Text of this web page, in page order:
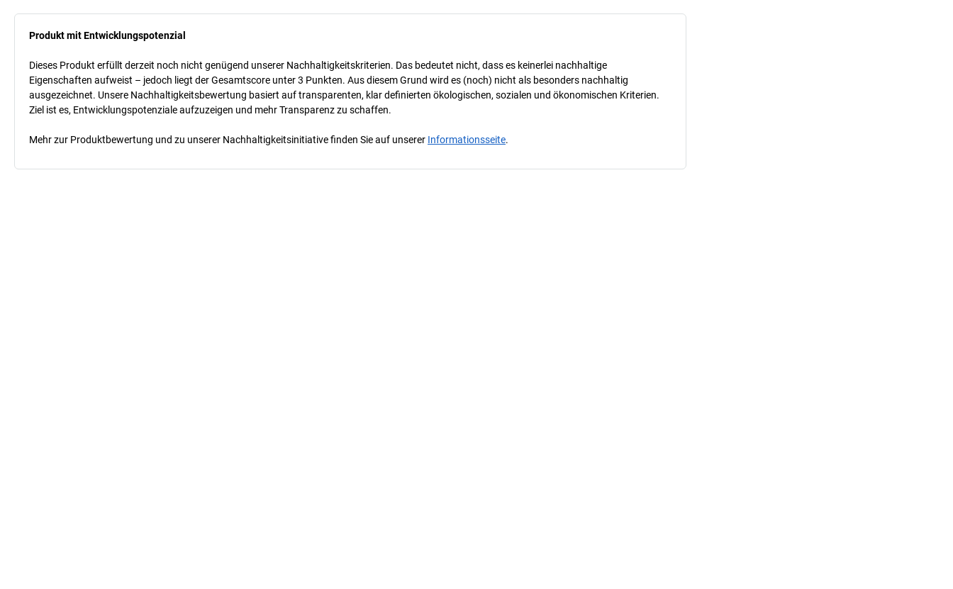
Produkt mit Entwicklungspotenzial
Dieses Produkt erfüllt derzeit noch nicht genügend unserer Nachhaltigkeitskriterien. Das bedeutet nicht, dass es keinerlei nachhaltige
Eigenschaften aufweist – jedoch liegt der Gesamtscore unter 3 Punkten. Aus diesem Grund wird es (noch) nicht als besonders nachhaltig
ausgezeichnet. Unsere Nachhaltigkeitsbewertung basiert auf transparenten, klar definierten ökologischen, sozialen und ökonomischen Kriterien.
Ziel ist es, Entwicklungspotenziale aufzuzeigen und mehr Transparenz zu schaffen.
Mehr zur Produktbewertung und zu unserer Nachhaltigkeitsinitiative finden Sie auf unserer Informationsseite.